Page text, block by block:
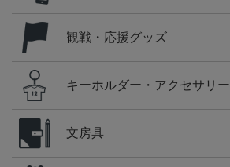
観戦・応援グッズ
キーホルダー・アクセサリー
文房具